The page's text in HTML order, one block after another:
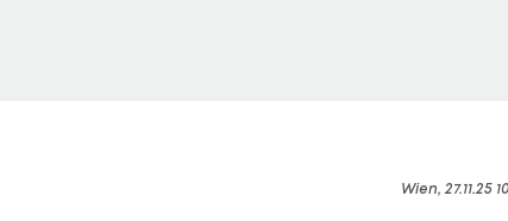
Wien, 27.11.25